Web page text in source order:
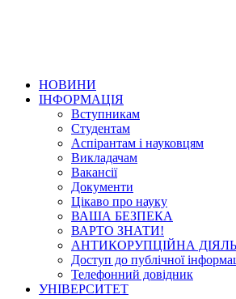
НОВИНИ
ІНФОРМАЦІЯ
Вступникам
Студентам
Аспірантам і науковцям
Викладачам
Вакансії
Документи
Цікаво про науку
ВАША БЕЗПЕКА
ВАРТО ЗНАТИ!
АНТИКОРУПЦІЙНА
Доступ до публічної
Телефонний довідник
УНІВЕРСИТЕТ